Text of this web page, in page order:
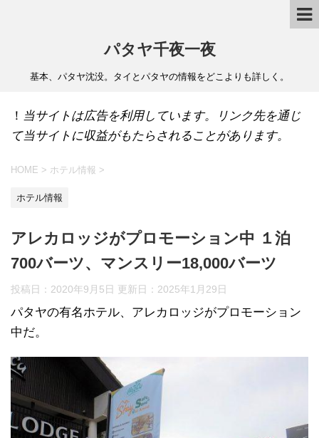
パタヤ千夜一夜
基本、パタヤ沈没。タイとパタヤの情報をどこよりも詳しく。
！ 当サイトは広告を利用しています。リンク先を通じ
て当サイトに収益がもたらされることがあります。
HOME > ホテル情報 >
ホテル情報
アレカロッジがプロモーション中 １泊
700バーツ、マンスリー18,000バーツ
投稿日：2020年9月5日 更新日： 2025年1月29日
パタヤの有名ホテル、アレカロッジがプロモーション
中だ。